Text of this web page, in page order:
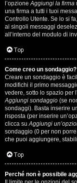
l’opzioneAggiungi la firma
una firma a tutti i tuoi
Controllo Utente. Se lo si
ai singoli messaggi
all’interno del modulo di
Top
Come creo un sondaggio?
Creare un sondaggio è
modifichi il primo
vedere, sotto lo spazio per
Aggiungi sondaggio (se
sondaggi). Basta inserire
risposta (per inserire
clicca suAggiungi
sondaggio (0 per non
che puoi aggiungere,
Top
Perché non è possibile
a
l
i
d
i
G
i
g
i
D
'